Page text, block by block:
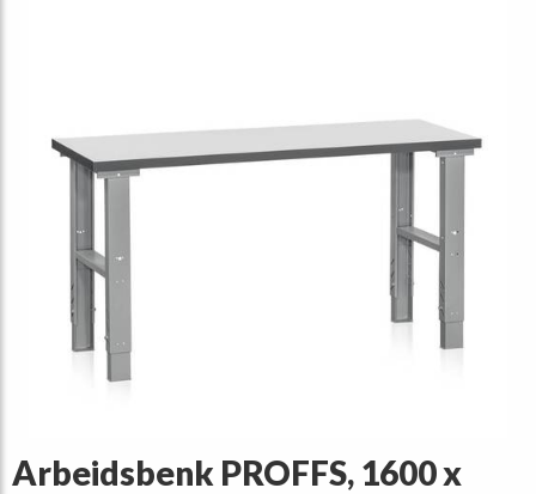
Arbeidsbenk PROFFS, 1600 x